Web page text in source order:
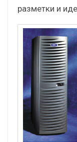
разметки и